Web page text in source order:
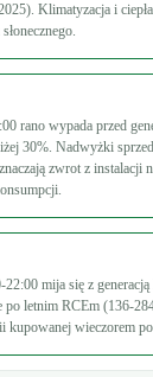
Klimatyzacja i
rano wypada przed
30%. Nadwyżki
zwrot z instalacji
22:00 mija się z
po letnim RCEm (136-
kupowanej wieczorem